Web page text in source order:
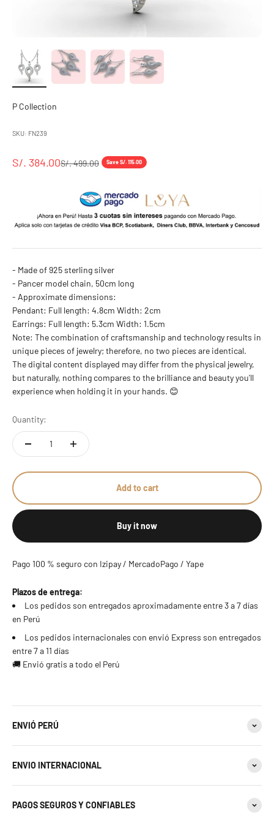
P Collection
SKU: FN239
Sale price
S/. 384.00Regular price
S/. 499.00 Save S/. 115.00
- Made of 925 sterling silver
- Pancer model chain, 50cm long
- Approximate dimensions:
Pendant: Full length: 4.8cm Width: 2cm
Earrings: Full length: 5.3cm Width: 1.5cm
Note: The combination of craftsmanship and technology results in
unique pieces of jewelry; therefore, no two pieces are identical.
The digital content displayed may differ from the physical jewelry,
but naturally, nothing compares to the brilliance and beauty you'll
experience when holding it in your hands. 😊
Quantity:
Add to cart
Buy it now
Pago 100 % seguro con Izipay / MercadoPago / Yape
Plazos de entrega:
Los pedidos son entregados aproximadamente entre 3 a 7 días
en Perú
Los pedidos internacionales con envió Express son entregados
entre 7 a 11 días
🚚 Envió gratis a todo el Perú
ENVIÓ PERÚ
ENVIO INTERNACIONAL
PAGOS SEGUROS Y CONFIABLES